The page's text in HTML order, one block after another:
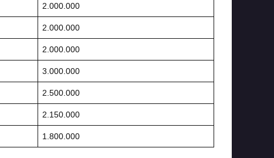
2.000.000
2.000.000
2.000.000
3.000.000
2.500.000
2.150.000
1.800.000